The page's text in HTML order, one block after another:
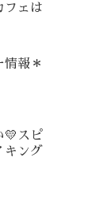
フェは
情報＊
💛スピ
キング